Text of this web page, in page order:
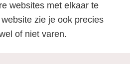
websites met elkaar te
zie je ook precies
of niet varen.